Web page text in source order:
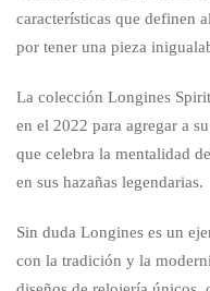
características que definen
por tener una pieza
La colección Longines
en el 2022 para agregar a
que celebra la mentalidad
en sus hazañas legendarias.
Sin duda Longines es un
con la tradición y la